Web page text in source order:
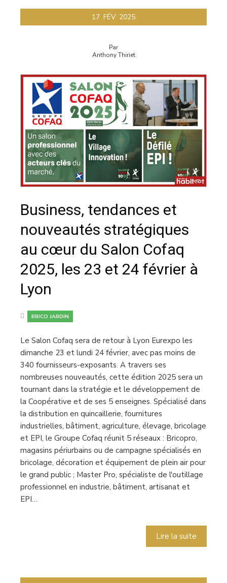
17 FÉV 2025
Par
Anthony Thiriet
Business, tendances et
nouveautés stratégiques
au cœur du Salon Cofaq
2025, les 23 et 24 février à
Lyon
BRICO JARDIN
Le Salon Cofaq sera de retour à Lyon Eurexpo les
dimanche 23 et lundi 24 février, avec pas moins de
340 fournisseurs-exposants. A travers ses
nombreuses nouveautés, cette édition 2025 sera un
tournant dans la stratégie et le développement de
la Coopérative et de ses 5 enseignes. Spécialisé dans
la distribution en quincaillerie, fournitures
industrielles, bâtiment, agriculture, élevage, bricolage
et EPI, le Groupe Cofaq réunit 5 réseaux : Bricopro,
magasins périurbains ou de campagne spécialisés en
bricolage, décoration et équipement de plein air pour
le grand public ; Master Pro, spécialiste de l'outillage
professionnel en industrie, bâtiment, artisanat et
EPI…
Lire la suite